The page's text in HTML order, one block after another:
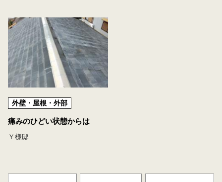
外壁・屋根・外部
痛みのひどい状態からは
Ｙ様邸